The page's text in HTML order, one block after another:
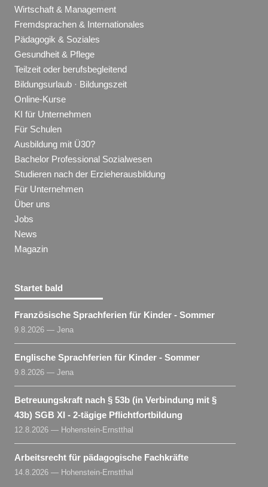
Wirtschaft & Management
Fremdsprachen & Internationales
Pädagogik & Soziales
Gesundheit & Pflege
Teilzeit oder berufsbegleitend
Bildungsurlaub · Bildungszeit
Online-Kurse
KI für Unternehmen
Für Schulen
Ausbildung mit Ü30?
Bachelor Professional Sozialwesen
Studieren nach der Erzieherausbildung
Für Unternehmen
Über uns
Jobs
News
Magazin
Startet bald
Französische Sprachferien für Kinder - Sommer
9.8.2026 — Jena
Englische Sprachferien für Kinder - Sommer
9.8.2026 — Jena
Betreuungskraft nach § 53b (in Verbindung mit §
43b) SGB XI - 2-tägige Pflichtfortbildung
12.8.2026 — Hohenstein-Ernstthal
Arbeitsrecht für pädagogische Fachkräfte
14.8.2026 — Hohenstein-Ernstthal